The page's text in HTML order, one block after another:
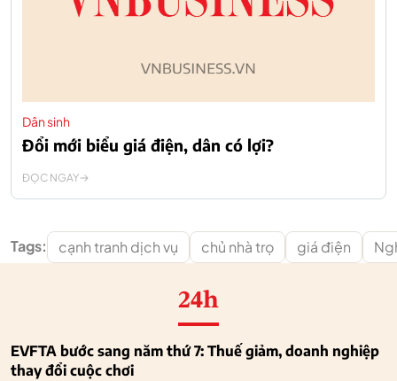
Dân sinh
Đổi mới biểu giá điện, dân có lợi?
ĐỌC NGAY
Tags: cạnh tranh dịch vụ chủ nhà trọ giá điện
24h
EVFTA bước sang năm thứ 7: Thuế giảm, doanh nghiệp
thay đổi cuộc chơi